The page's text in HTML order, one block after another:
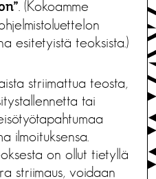
. (Kokoamme
esitetyistä teoksista.)
striimattua teosta,
tai
ilmoituksensa.
on ollut tietyllä
striimaus, voidaan